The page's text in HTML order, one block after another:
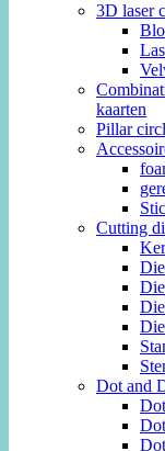
3D laser
kaarten
Pillar
Cutting
Dot and